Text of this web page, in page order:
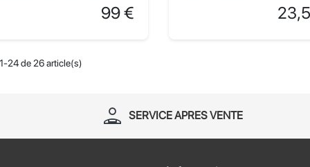
Prix
99 €
Prix
24 de 26 article(s)
person_apron SERVICE APRES VENTE